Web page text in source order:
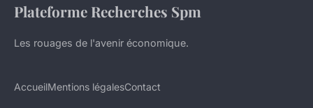
Plateforme Recherches Spm
Les rouages de l'avenir économique.
AccueilMentions légalesContact